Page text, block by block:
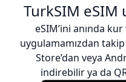
TurkSIM eSIM
eSIM’ini anında
uygulamamızdan
Store’dan veya
indirebilir ya da